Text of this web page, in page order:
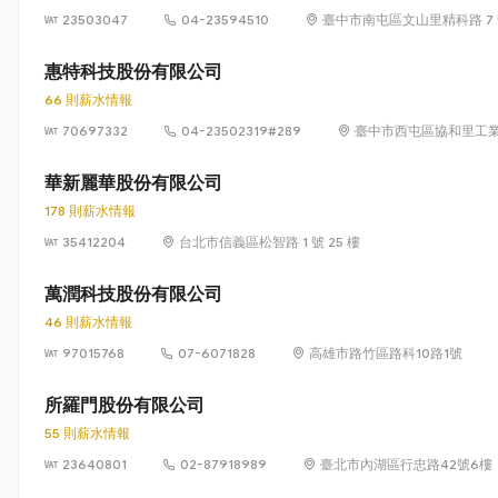
23503047
04-23594510 臺中市南屯區文山里精科路 7
惠特科技股份有限公司
66 則薪水情報
70697332
04-23502319#289 臺中市西屯區協和里工
華新麗華股份有限公司
178 則薪水情報
35412204
台北市信義區松智路 1 號 25 樓
萬潤科技股份有限公司
46 則薪水情報
97015768
07-6071828 高雄市路竹區路科10路1號
所羅門股份有限公司
55 則薪水情報
23640801
02-87918989 臺北市內湖區行忠路42號6樓